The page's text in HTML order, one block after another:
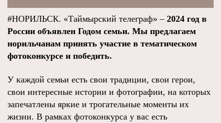
#НОРИЛЬСК. «Таймырский телеграф» – 2024 год в
России объявлен Годом семьи. Мы предлагаем
норильчанам принять участие в тематическом
фотоконкурсе и победить.
У каждой семьи есть свои традиции, свои герои,
свои интересные истории и фотографии, на которых
запечатлены яркие и трогательные моменты их
жизни. В рамках фотоконкурса у вас есть